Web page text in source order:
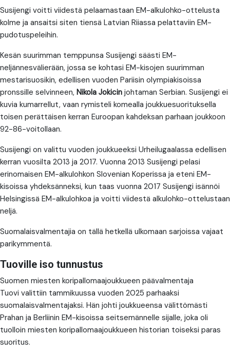
Susijengi voitti viidestä pelaamastaan EM-alkulohko-ottelusta
kolme ja ansaitsi siten tiensä Latvian Riiassa pelattaviin EM-
pudotuspeleihin.
Kesän suurimman temppunsa Susijengi säästi EM-
neljännesvälierään, jossa se kohtasi EM-kisojen suurimman
mestarisuosikin, edellisen vuoden Pariisin olympiakisoissa
pronssille selvinneen, Nikola Jokicin johtaman Serbian. Susijengi ei
kuvia kumarrellut, vaan rymisteli komealla joukkuesuorituksella
toisen perättäisen kerran Euroopan kahdeksan parhaan joukkoon
92-86-voitollaan.
Susijengi on valittu vuoden joukkueeksi Urheilugaalassa edellisen
kerran vuosilta 2013 ja 2017. Vuonna 2013 Susijengi pelasi
erinomaisen EM-alkulohkon Slovenian Koperissa ja eteni EM-
kisoissa yhdeksänneksi, kun taas vuonna 2017 Susijengi isännöi
Helsingissä EM-alkulohkoa ja voitti viidestä alkulohko-ottelustaan
neljä.
Suomalaisvalmentajia on tällä hetkellä ulkomaan sarjoissa vajaat
parikymmentä.
Tuoville iso tunnustus
Suomen miesten koripallomaajoukkueen päävalmentaja
Tuovi valittiin tammikuussa vuoden 2025 parhaaksi
suomalaisvalmentajaksi. Hän johti joukkueensa välittömästi
Prahan ja Berliinin EM-kisoissa seitsemännelle sijalle, joka oli
tuolloin miesten koripallomaajoukkueen historian toiseksi paras
suoritus.